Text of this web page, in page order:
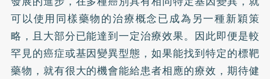
可以使用同樣藥物的治療概念已成為另一種新穎策
略，且大部分已能達到一定治療效果。因此即便是較
罕見的癌症或基因變異型態，如果能找到特定的標靶
藥物，就有很大的機會能給患者相應的療效，期待健